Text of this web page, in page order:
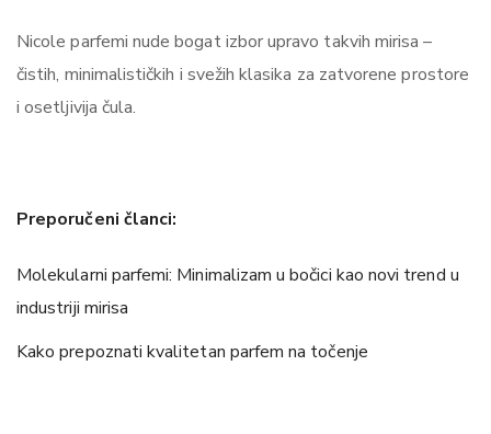
Nicole parfemi nude bogat izbor upravo takvih mirisa –
čistih, minimalističkih i svežih klasika za zatvorene prostore
i osetljivija čula.
Preporučeni članci:
Molekularni parfemi: Minimalizam u bočici kao novi trend u
industriji mirisa
Kako prepoznati kvalitetan parfem na točenje